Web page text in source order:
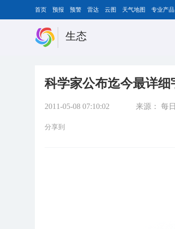
首页 预报 预警 雷达 云图 天气地图 专业产品
生态
科学家公布迄今最详细
2011-05-08 07:10:02 来源： 每
分享到